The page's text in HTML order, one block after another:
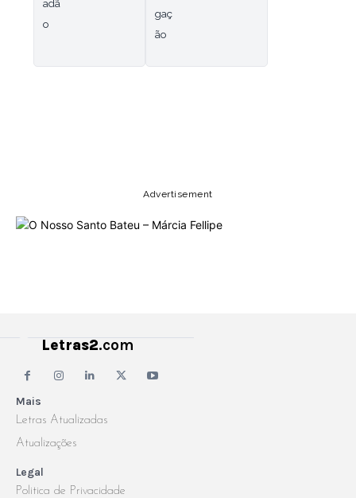
Advertisement
Mais
Letras Atualizadas
Atualizações
Legal
Politica de Privacidade
Letras2.com